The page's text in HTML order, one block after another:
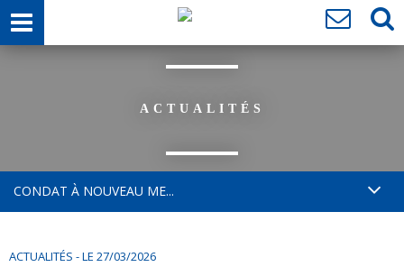
ACTUALITÉS
CONDAT À NOUVEAU ME...
ACTUALITÉS -LE 27/03/2026